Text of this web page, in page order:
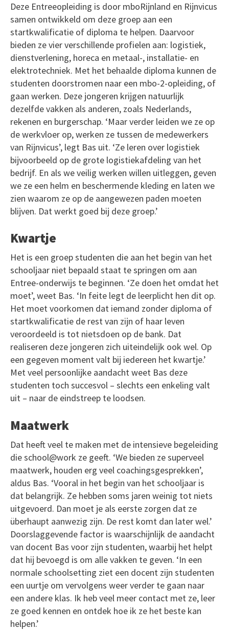
Deze Entreeopleiding is door mboRijnland en Rijnvicus
samen ontwikkeld om deze groep aan een
startkwalificatie of diploma te helpen. Daarvoor
bieden ze vier verschillende profielen aan: logistiek,
dienstverlening, horeca en metaal-, installatie- en
elektrotechniek. Met het behaalde diploma kunnen de
studenten doorstromen naar een mbo-2-opleiding, of
gaan werken. Deze jongeren krijgen natuurlijk
dezelfde vakken als anderen, zoals Nederlands,
rekenen en burgerschap. ‘Maar verder leiden we ze op
de werkvloer op, werken ze tussen de medewerkers
van Rijnvicus’, legt Bas uit. ‘Ze leren over logistiek
bijvoorbeeld op de grote logistiekafdeling van het
bedrijf. En als we veilig werken willen uitleggen, geven
we ze een helm en beschermende kleding en laten we
zien waarom ze op de aangewezen paden moeten
blijven. Dat werkt goed bij deze groep.’
Kwartje
Het is een groep studenten die aan het begin van het
schooljaar niet bepaald staat te springen om aan
Entree-onderwijs te beginnen. ‘Ze doen het omdat het
moet’, weet Bas. ‘In feite legt de leerplicht hen dit op.
Het moet voorkomen dat iemand zonder diploma of
startkwalificatie de rest van zijn of haar leven
veroordeeld is tot nietsdoen op de bank. Dat
realiseren deze jongeren zich uiteindelijk ook wel. Op
een gegeven moment valt bij iedereen het kwartje.’
Met veel persoonlijke aandacht weet Bas deze
studenten toch succesvol – slechts een enkeling valt
uit – naar de eindstreep te loodsen.
Maatwerk
Dat heeft veel te maken met de intensieve begeleiding
die school@work ze geeft. ‘We bieden ze superveel
maatwerk, houden erg veel coachingsgesprekken’,
aldus Bas. ‘Vooral in het begin van het schooljaar is
dat belangrijk. Ze hebben soms jaren weinig tot niets
uitgevoerd. Dan moet je als eerste zorgen dat ze
überhaupt aanwezig zijn. De rest komt dan later wel.’
Doorslaggevende factor is waarschijnlijk de aandacht
van docent Bas voor zijn studenten, waarbij het helpt
dat hij bevoegd is om alle vakken te geven. ‘In een
normale schoolsetting ziet een docent zijn studenten
een uurtje om vervolgens weer verder te gaan naar
een andere klas. Ik heb veel meer contact met ze, leer
ze goed kennen en ontdek hoe ik ze het beste kan
helpen.’